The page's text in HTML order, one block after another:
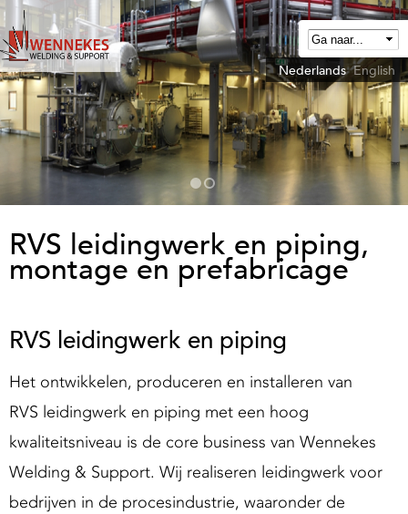
Overslaan
en
naar
de
algemene
inhoud
gaan
Nederlands English
RVS leidingwerk en piping,
montage en prefabricage
RVS leidingwerk en piping
Het ontwikkelen, produceren en installeren van
RVS leidingwerk en piping met een hoog
kwaliteitsniveau is de core business van Wennekes
Welding & Support. Wij realiseren leidingwerk voor
bedrijven in de procesindustrie, waaronder de